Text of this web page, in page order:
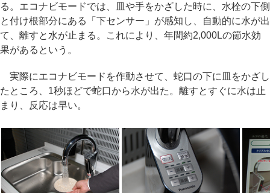
る。エコナビモードでは、皿や手をかざした時に、水栓の下側
と付け根部分にある「下センサー」が感知し、自動的に水が出
て、離すと水が止まる。これにより、年間約2,000Lの節水効
果があるという。
実際にエコナビモードを作動させて、蛇口の下に皿をかざし
たところ、1秒ほどで蛇口から水が出た。離すとすぐに水は止
まり、反応は早い。